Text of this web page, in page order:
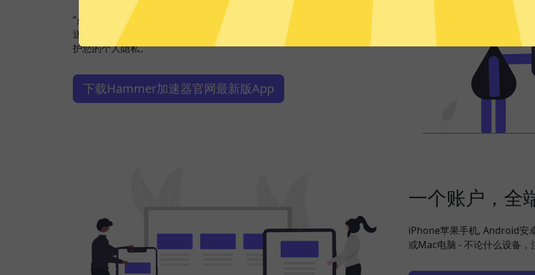
“点击加速”，一键轻松连接。不论您是观看视频、社交网络、海淘购物、发
送私密信息等，Hammer加速器都能轻松帮你搞定，并在此基础上更好地保
护您的个人隐私。
下载Hammer加速器官网最新版App
一个账户，全
iPhone苹果手机, Android安
或Mac电脑 - 不论什么设备